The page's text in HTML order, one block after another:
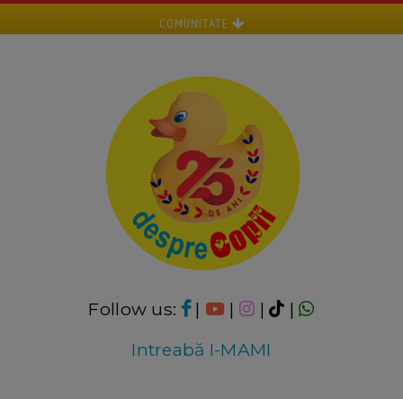
COMUNITATE
Follow us: | | |
|
Intreabă I-MAMI